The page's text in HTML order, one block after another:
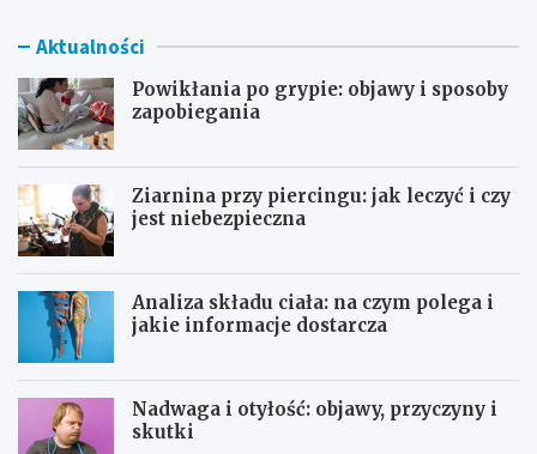
Aktualności
Powikłania po grypie: objawy i sposoby
zapobiegania
Ziarnina przy piercingu: jak leczyć i czy
jest niebezpieczna
Analiza składu ciała: na czym polega i
jakie informacje dostarcza
Nadwaga i otyłość: objawy, przyczyny i
skutki